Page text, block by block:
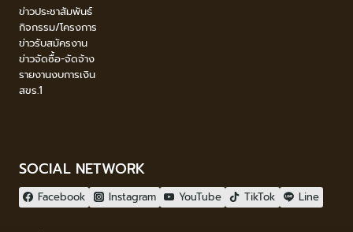
ข่าวประชาสัมพันธ์
กิจกรรม/โครงการ
ข่าวรับสมัครงาน
ข่าวจัดซื้อ-จัดจ้าง
รายงานงบการเงิน
สขร.1
SOCIAL NETWORK
Facebook Instagram YouTube TikTok Line